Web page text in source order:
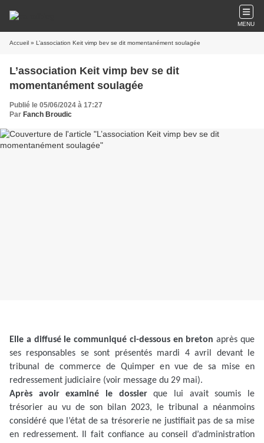
MENU
Accueil » L’association Keit vimp bev se dit momentanément soulagée
L’association Keit vimp bev se dit
momentanément soulagée
Publié le 05/06/2024 à 17:27
Par Fanch Broudic
Elle a diffusé le communiqué ci-dessous en breton après que
ses responsables se sont présentés mardi 4 avril devant le
tribunal de commerce de Quimper en vue de sa mise en
redressement judiciaire (voir message du 29 mai).
Après avoir examiné le dossierque lui avait soumis le
trésorier au vu de son bilan 2023, le tribunal a néanmoins
considéré que l’état de sa trésorerie ne justifiait pas de sa mise
en redressement. Il fait confiance au conseil d’administration